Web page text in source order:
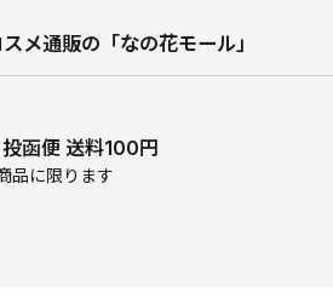
メ通販の「なの花モール」
函便 送料100円
品に限ります